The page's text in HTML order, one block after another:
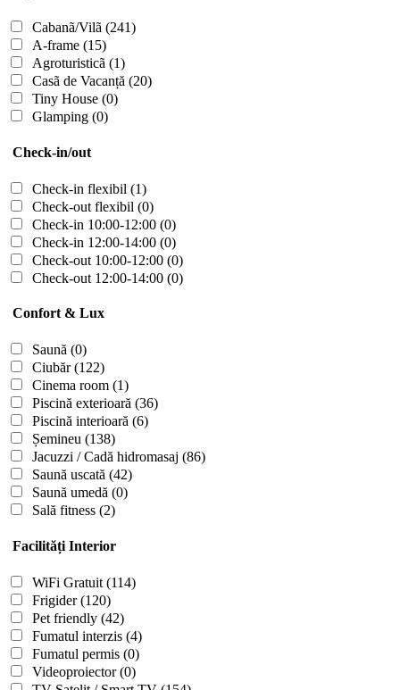
Cabanã/Vilã (241)
A-frame (15)
Agroturisticã (1)
Casã de Vacanță (20)
Tiny House (0)
Glamping (0)
Check-in/out
Check-in flexibil (1)
Check-out flexibil (0)
Check-in 10:00-12:00 (0)
Check-in 12:00-14:00 (0)
Check-out 10:00-12:00 (0)
Check-out 12:00-14:00 (0)
Confort & Lux
Saună (0)
Ciubăr(122)
Cinema room (1)
Piscină exterioară (36)
Piscină interioară (6)
Șemineu (138)
Jacuzzi / Cadă hidromasaj (86)
Saună uscată (42)
Saună umedă (0)
Sală fitness (2)
Facilități Interior
WiFi Gratuit (114)
Frigider(120)
Pet friendly (42)
Fumatul interzis (4)
Fumatul permis (0)
Videoproiector(0)